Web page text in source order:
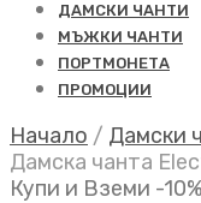
ДАМСКИ ЧАНТИ
МЪЖКИ ЧАНТИ
ПОРТМОНЕТА
ПРОМОЦИИ
Начало / Дамски
Дамска чанта
Купи и Вземи -